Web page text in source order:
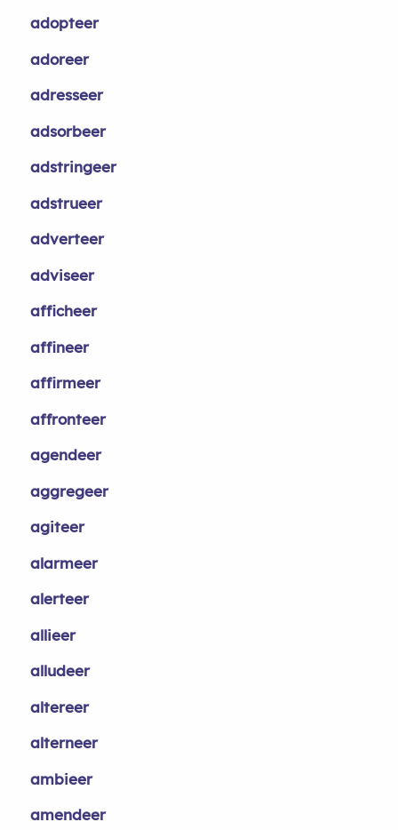
adopteer
adoreer
adresseer
adsorbeer
adstringeer
adstrueer
adverteer
adviseer
afficheer
affineer
affirmeer
affronteer
agendeer
aggregeer
agiteer
alarmeer
alerteer
allieer
alludeer
altereer
alterneer
ambieer
amendeer